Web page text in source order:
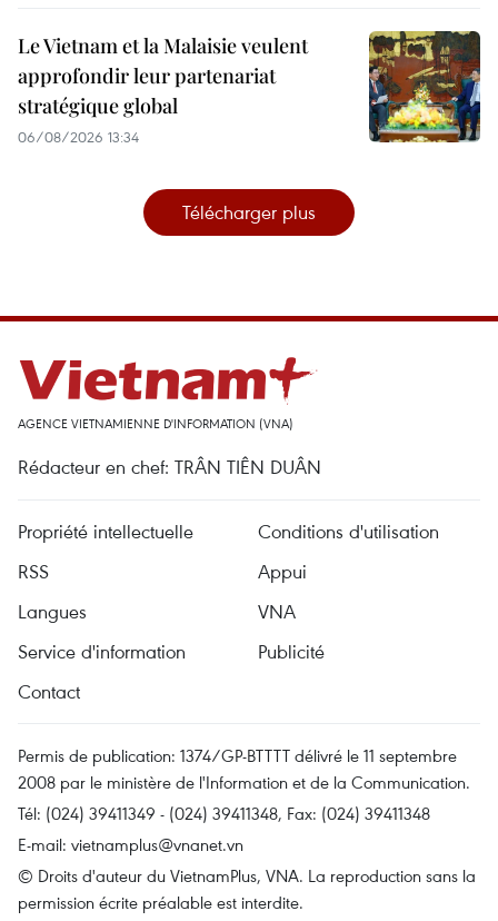
Le Vietnam et la Malaisie veulent
approfondir leur partenariat
stratégique global
06/08/2026 13:34
Télécharger plus
AGENCE VIETNAMIENNE D'INFORMATION (VNA)
Rédacteur en chef: TRÂN TIÊN DUÂN
Propriété intellectuelle
Conditions d'utilisation
RSS
Appui
Langues
VNA
Service d'information
Publicité
Contact
Permis de publication: 1374/GP-BTTTT délivré le 11 septembre
2008 par le ministère de l'Information et de la Communication.
Tél: (024) 39411349 - (024) 39411348, Fax: (024) 39411348
E-mail: vietnamplus@vnanet.vn
© Droits d'auteur du VietnamPlus, VNA. La reproduction sans la
permission écrite préalable est interdite.